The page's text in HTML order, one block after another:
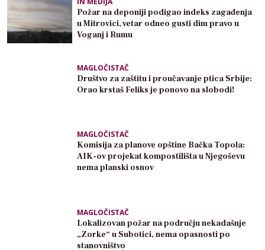
Požar na deponiji podigao indeks zagađenja
u Mitrovici, vetar odneo gusti dim pravo u
Voganj i Rumu
MAGLOČISTAČ
Društvo za zaštitu i proučavanje ptica Srbije:
Orao krstaš Feliks je ponovo na slobodi!
MAGLOČISTAČ
Komisija za planove opštine Bačka Topola:
AIK-ov projekat kompostilišta u Njegoševu
nema planski osnov
MAGLOČISTAČ
Lokalizovan požar na području nekadašnje
„Zorke“ u Subotici, nema opasnosti po
stanovništvo